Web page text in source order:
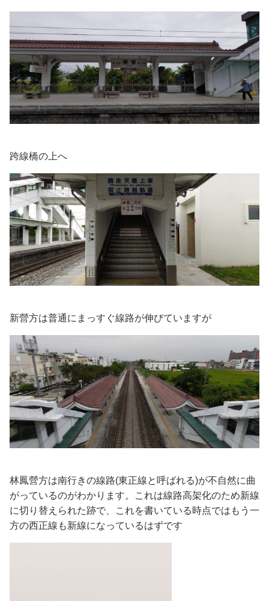
跨線橋の上へ
新營方は普通にまっすぐ線路が伸びていますが
林鳳營方は南行きの線路(東正線と呼ばれる)が不自然に曲
がっているのがわかります。これは線路高架化のため新線
に切り替えられた跡で、これを書いている時点ではもう一
方の西正線も新線になっているはずです